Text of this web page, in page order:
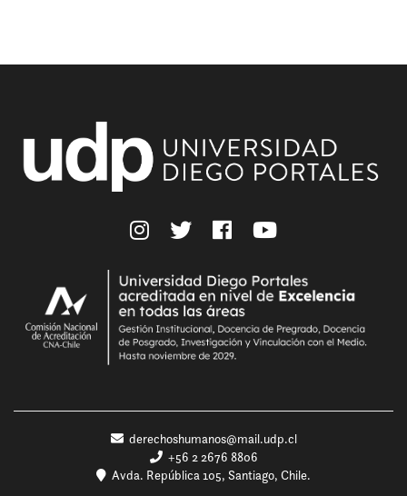
derechoshumanos@mail.udp.cl
+56 2 2676 8806
Avda. República 105, Santiago, Chile.